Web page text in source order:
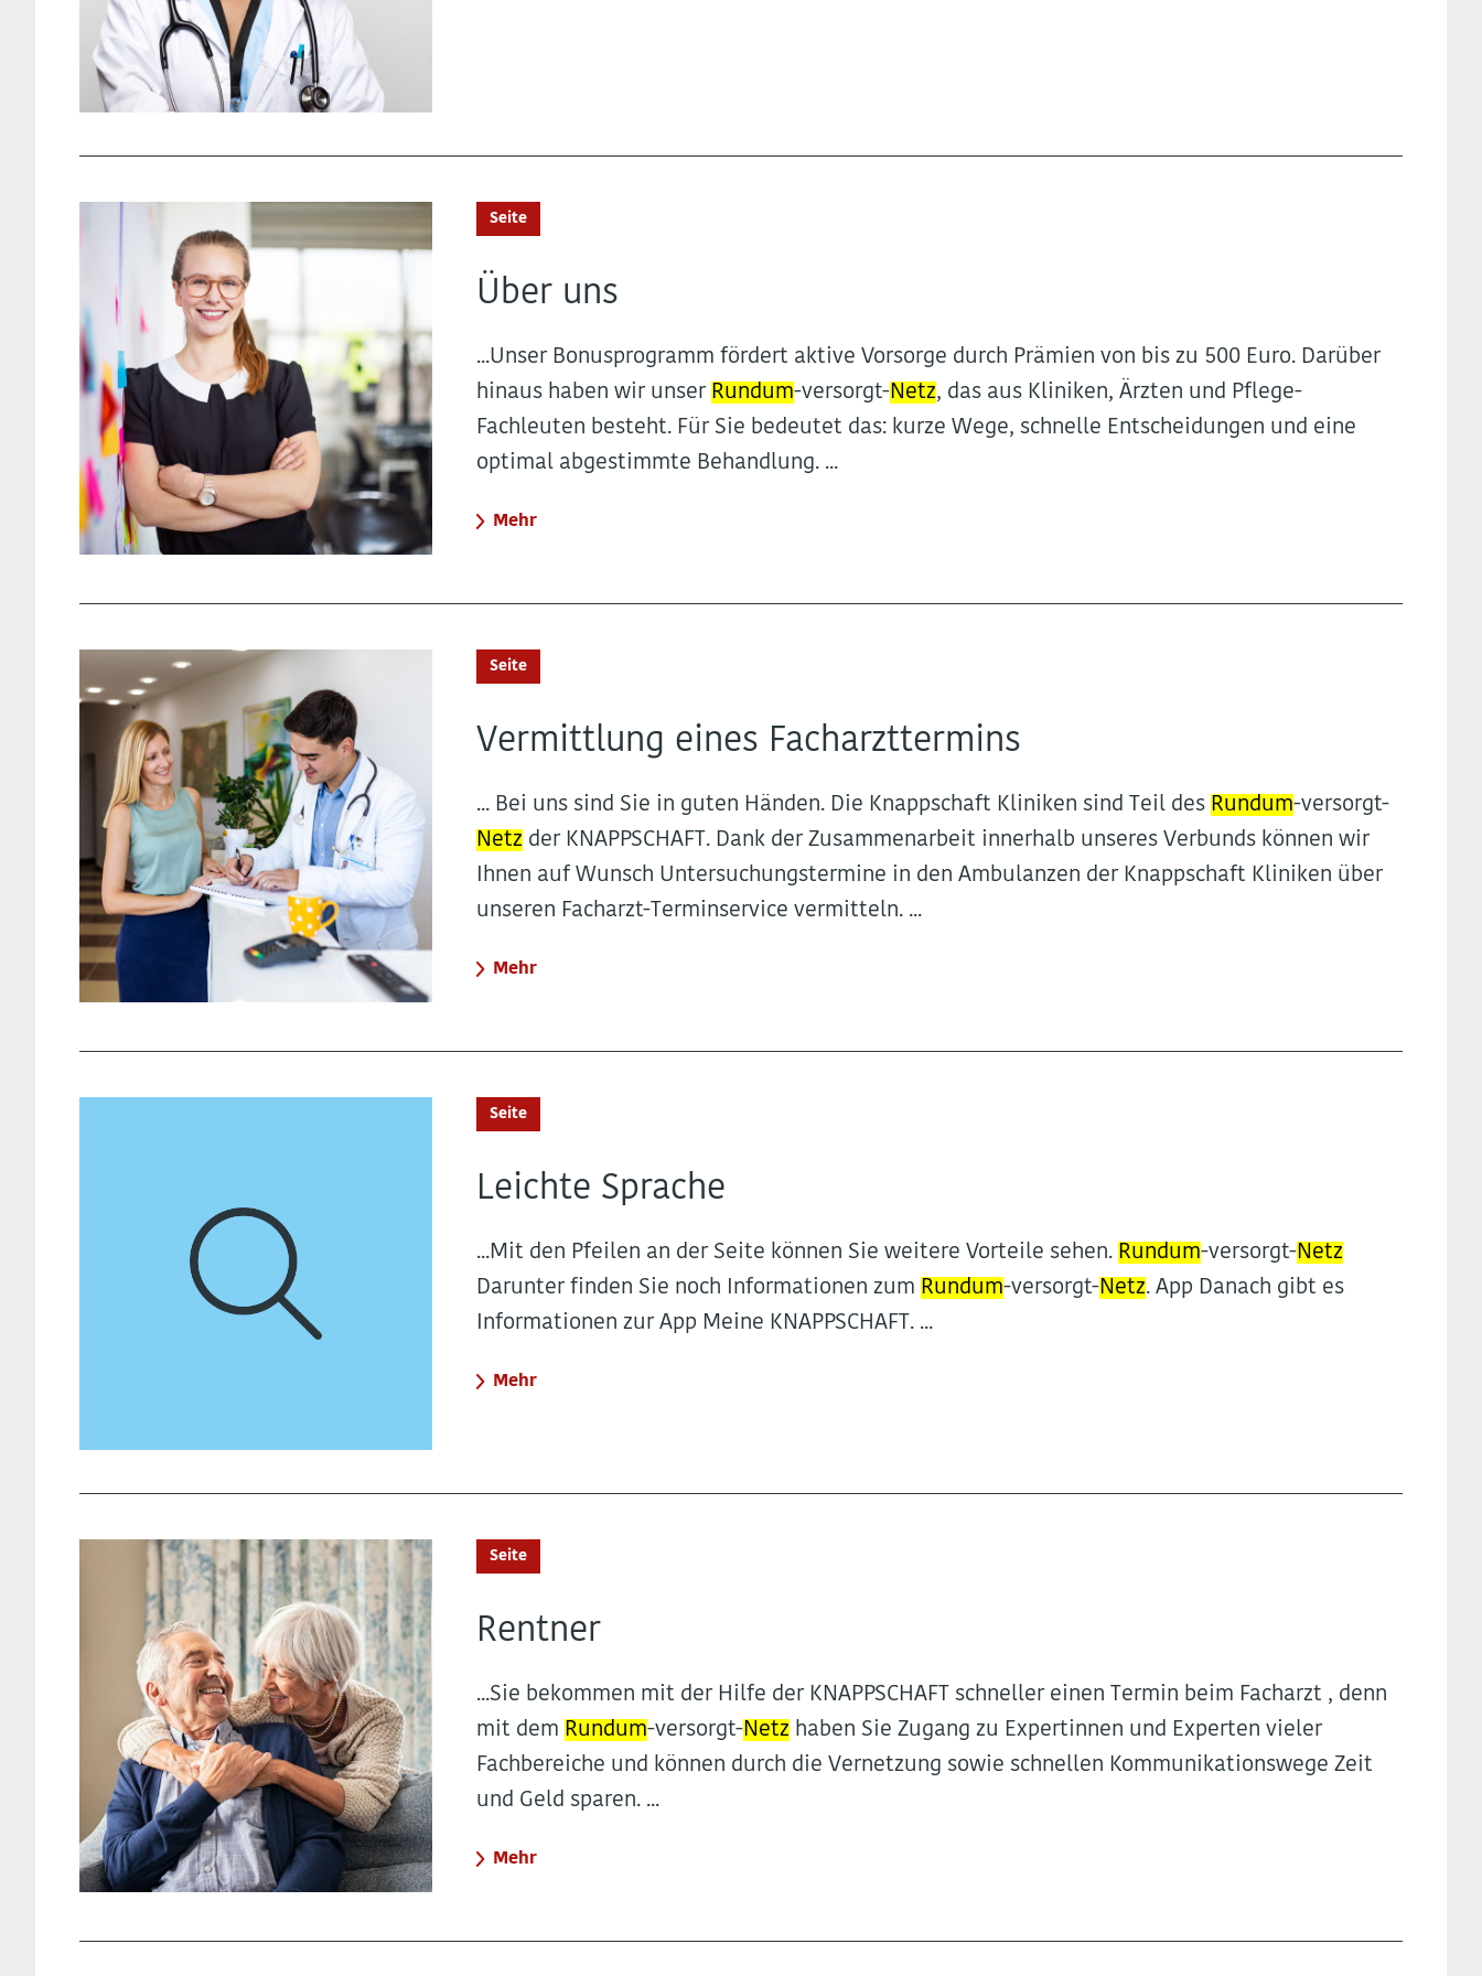
Seite
Über uns
...Unser Bonusprogramm fördert aktive Vorsorge durch Prämien von bis zu 500 Euro. Darüber
hinaus haben wir unser Rundum-versorgt-Netz, das aus Kliniken, Ärzten und Pflege-
Fachleuten besteht. Für Sie bedeutet das: kurze Wege, schnelle Entscheidungen und eine
optimal abgestimmte Behandlung. ...
Mehr
Seite
Vermittlung eines Facharzttermins
... Bei uns sind Sie in guten Händen. Die Knappschaft Kliniken sind Teil des Rundum-versorgt-
Netz der KNAPPSCHAFT. Dank der Zusammenarbeit innerhalb unseres Verbunds können wir
Ihnen auf Wunsch Untersuchungstermine in den Ambulanzen der Knappschaft Kliniken über
unseren Facharzt-Terminservice vermitteln. ...
Mehr
Seite
Leichte Sprache
...Mit den Pfeilen an der Seite können Sie weitere Vorteile sehen. Rundum-versorgt-Netz
Darunter finden Sie noch Informationen zum Rundum-versorgt-Netz. App Danach gibt es
Informationen zur App Meine KNAPPSCHAFT. ...
Mehr
Seite
Rentner
...Sie bekommen mit der Hilfe der KNAPPSCHAFT schneller einen Termin beim Facharzt , denn
mit dem Rundum-versorgt-Netz haben Sie Zugang zu Expertinnen und Experten vieler
Fachbereiche und können durch die Vernetzung sowie schnellen Kommunikationswege Zeit
und Geld sparen. ...
Mehr